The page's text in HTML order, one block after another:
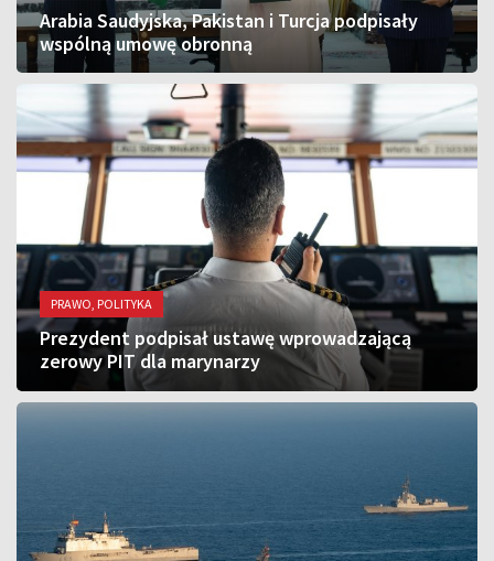
Arabia Saudyjska, Pakistan i Turcja podpisały
wspólną umowę obronną
PRAWO, POLITYKA
Prezydent podpisał ustawę wprowadzającą
zerowy PIT dla marynarzy